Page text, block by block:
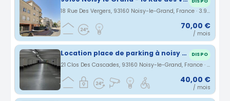
18 Rue Des Vergers, 93160 Noisy-le-Grand, France · 3.91 km
70,00 €
/ mois
Location place de parking à noisy le grand Mont d'est- proximité immédiate RER A et centre commercial DISPO
21 Clos Des Cascades, 93160 Noisy-le-Grand, France · 4.4 km
40,00 €
/ mois